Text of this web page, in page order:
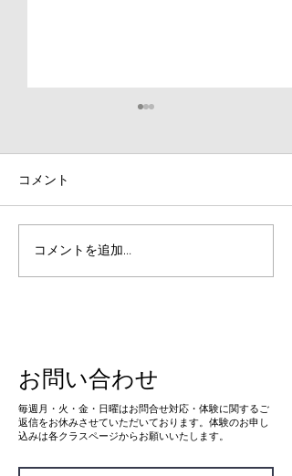
カップ
先日10月25日、26日に行わ
れました第32回ジュニア陸上
競技・チャレンジカップ東京
と第79回市民スポーツ大会兼
ていただき、大会が初めての
方にとっても良い経験になっ
たかと思います。 雨で気温も
低く寒い中での試合でしたが
皆様とてもよく頑張っていま
コメント
コメントを追加…
お問い合わせ
​毎週月・火・金・日曜はお問合せ対応・体験に関するご
返信をお休みさせていただいております。体験のお申し
込みは各クラスページからお願いいたします。